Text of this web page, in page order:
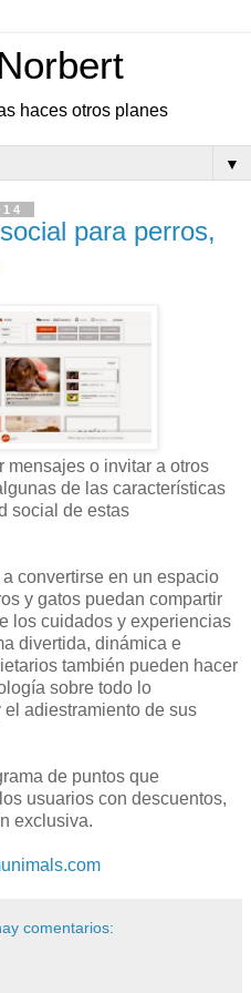
haces otros planes
▼
para perros,
mensajes o invitar a otros
de las características
social de estas
convertirse en un espacio
y gatos puedan compartir
los cuidados y experiencias
divertida, dinámica e
también pueden hacer
sobre todo lo
adiestramiento de sus
de puntos que
usuarios con descuentos,
exclusiva.
comentarios: